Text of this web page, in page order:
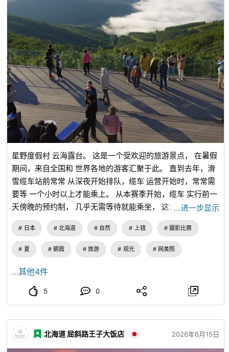
星野度假村 云海露台。 这是一个受欢迎的旅游景点， 在暑假
期间，来自全国和 世界各地的游客汇聚于此。 直到去年，滑
雪缆车站前常常 从深夜开始排队，缆车 运营开始时，常常需
要等 一个小时以上才能乘上。 从本赛季开始，缆车 实行前一
天傍晚的预约制， 几乎无需等待就能乘坐， 这大大方便了游
客。 不过，云海是自然现象， 所以实际上在黎明时分 前往现
场才能知道情况。 因此，当看到云海时， 人们的感动会更加
强烈， 从缆车上下来的人们 纷纷发出惊叹声。 在这个露台
上，海拔超过千米， 气温比平地低约6℃， 清晨会相当寒
冷， 所以穿得厚一点是必须的。
…进一步显示
日本 北海道 自然 上镜 摄影比赛
夏 朝霞 旅游 观光 网美照
…其他4件
5 0
北海道 屈斜路王子大饭店 2026年6月15日